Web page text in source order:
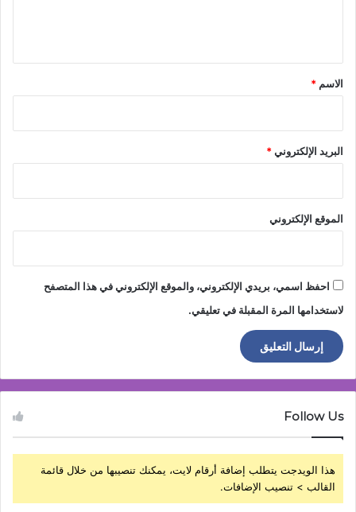
*
الاسم *
البريد الإلكتروني*
الموقع الإلكتروني
احفظ اسمي، بريدي الإلكتروني، والموقع الإلكتروني في هذا المتصفح
لاستخدامها المرة المقبلة في تعليقي.
Follow Us
هذا الويدجت يتطلب إضافة أرقام لايت، يمكنك تنصيبها من خلال قائمة
القالب > تنصيب الإضافات.